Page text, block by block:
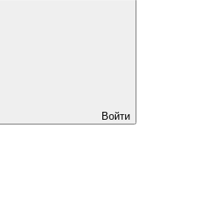
Войти